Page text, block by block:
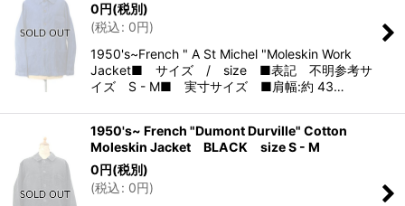
0円(税別)
(税込: 0円)
1950's~French " A St Michel "Moleskin Work
Jacket■ サイズ / size ■表記 不明参考サ
イズ S - M■ 実寸サイズ ■肩幅:約 43…
1950's~ French "Dumont Durville" Cotton
Moleskin Jacket BLACK size S - M
0円(税別)
(税込: 0円)